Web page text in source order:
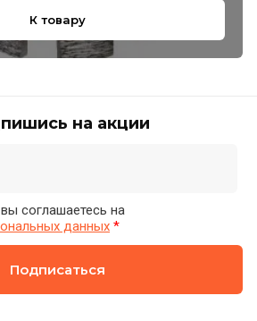
К товару
на акции
соглашаетесь на
данных *
Подписаться